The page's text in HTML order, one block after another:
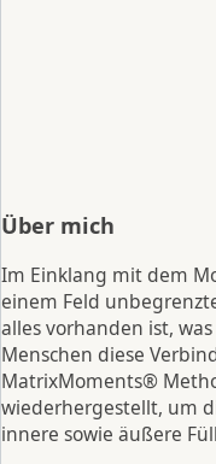
Über mich
Im Einklang mit dem
einem Feld
alles vorhanden ist,
Menschen diese
MatrixMoments®
wiederhergestellt, um
innere sowie äußere